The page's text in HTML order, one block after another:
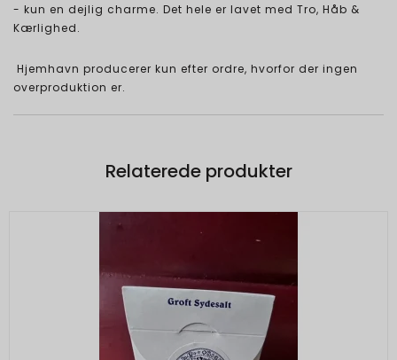
- kun en dejlig charme. Det hele er lavet med Tro, Håb &
Kærlighed.
Hjemhavn producerer kun efter ordre, hvorfor der ingen
overproduktion er.
Relaterede produkter